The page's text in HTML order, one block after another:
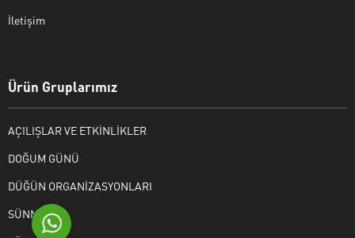
İletişim
Ürün Gruplarımız
AÇILIŞLAR VE ETKİNLİKLER
DOĞUM GÜNÜ
DÜĞÜN ORGANİZASYONLARI
SÜNNET